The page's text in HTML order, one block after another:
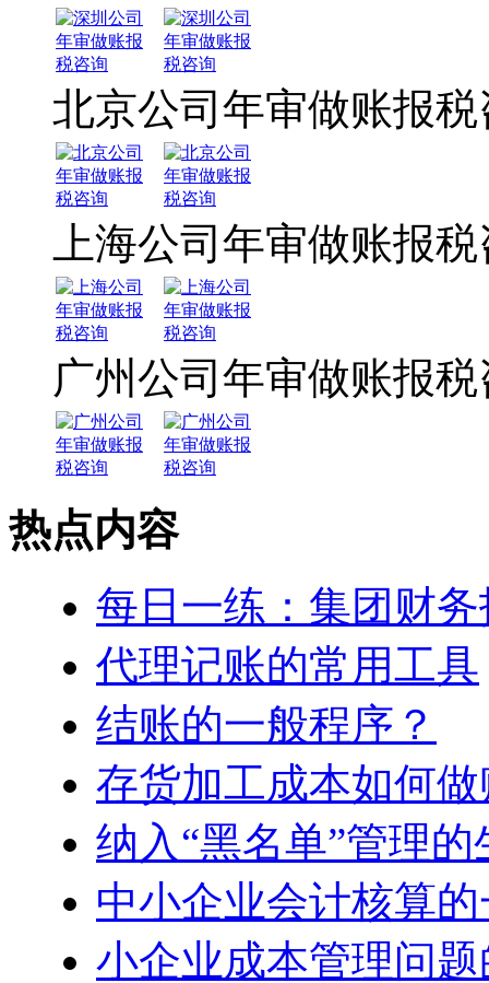
北京公司年审做账报税
上海公司年审做账报
广州公司年审做账报
热点内容
每日一练：集团财
代理记账的常用工具
结账的一般程序？
存货加工成本如何做
纳入“黑名单”管理
中小企业会计核算
小企业成本管理问